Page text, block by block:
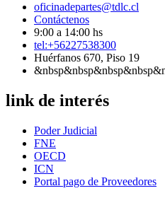
oficinadepartes@tdlc.cl
Contáctenos
9:00 a 14:00 hs
tel:+56227538300
Huérfanos 670, Piso 19
link de interés
Poder Judicial
FNE
OECD
ICN
Portal pago de Proveedores